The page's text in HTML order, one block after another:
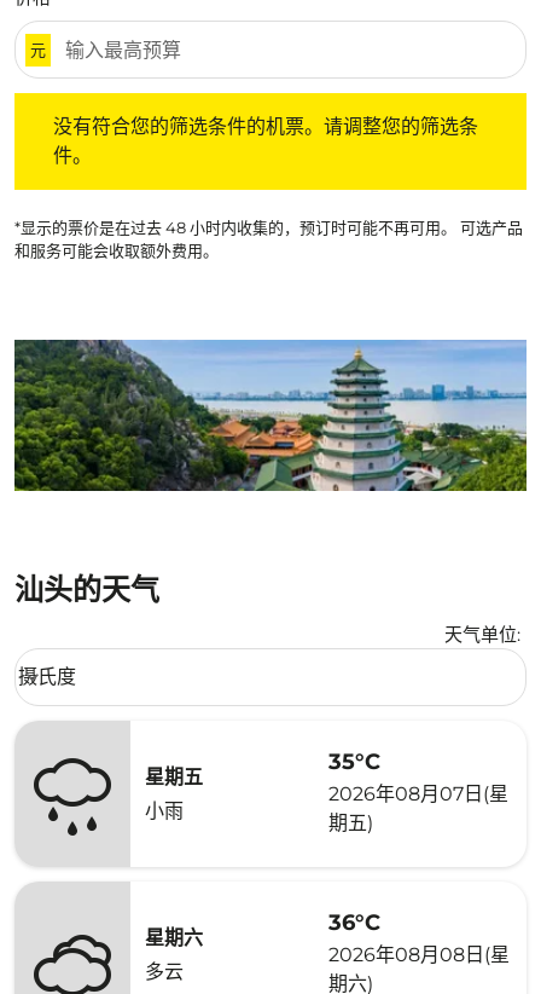
元
没有符合您的筛选条件的机票。请调整您的筛选条
件。
*显示的票价是在过去 48 小时内收集的，预订时可能不再可用。 可选产品
和服务可能会收取额外费用。
汕头的天气
天气单位:
Weather unit option 摄氏度 Selected
摄氏度
keyboard_arrow_down
星期五
小雨
35°C
2026年08月07日(星
期五)
星期六
多云
36°C
2026年08月08日(星
期六)